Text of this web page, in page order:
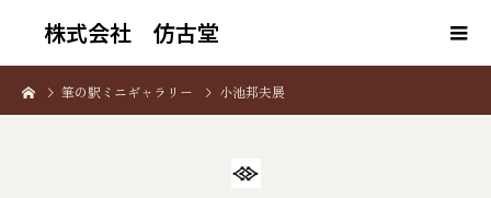
株式会社 仿古堂
筆の駅ミニギャラリー 小池邦夫展